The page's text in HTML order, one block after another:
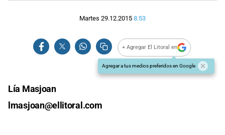
Martes 29.12.2015 8:53
+ Agregar El Litoral en
Agregar a tus medios preferidos en Google
Lía Masjoan
lmasjoan@ellitoral.com